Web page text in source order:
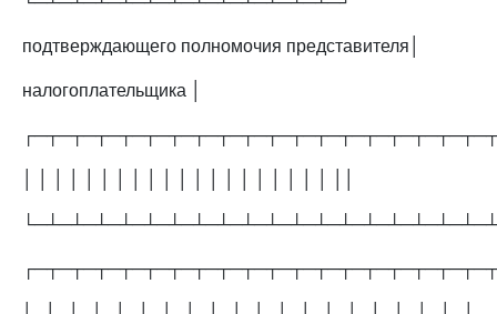
подтверждающего полномочия представителя│
налогоплательщика │